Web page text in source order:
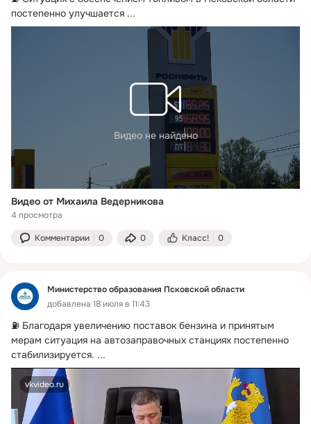
постепенно улучшается ...
Видео не найдено
Видео от Михаила Ведерникова
4 просмотра
Комментарии 0 0 Класс! 0
Министерство образования Псковской области
добавлена 18 июля в 11:43
⛽️ Благодаря увеличению поставок бензина и принятым
мерам ситуация на автозаправочных станциях постепенно
стабилизируется. ...
vkvideo.ru